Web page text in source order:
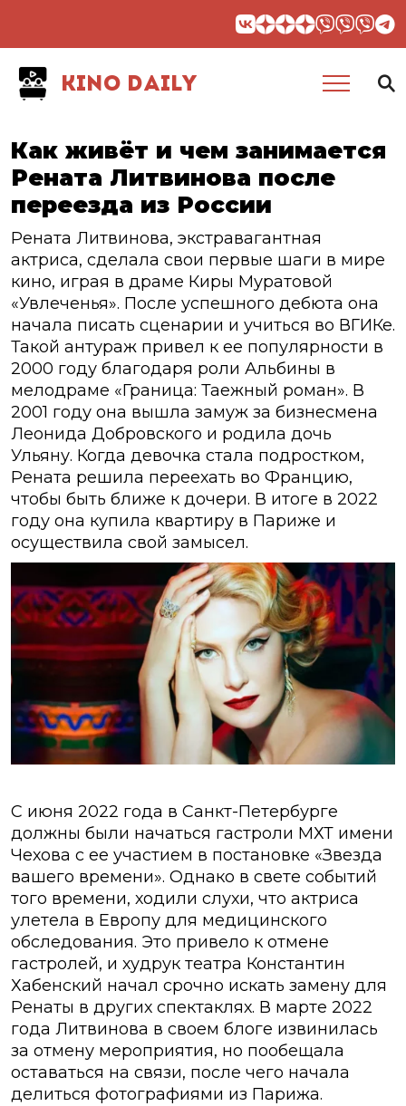
KINO DAILY
Как живёт и чем занимается
Рената Литвинова после
переезда из России
Рената Литвинова, экстравагантная
актриса, сделала свои первые шаги в мире
кино, играя в драме Киры Муратовой
«Увлеченья». После успешного дебюта она
начала писать сценарии и учиться во ВГИКе.
Такой антураж привел к ее популярности в
2000 году благодаря роли Альбины в
мелодраме «Граница: Таежный роман». В
2001 году она вышла замуж за бизнесмена
Леонида Добровского и родила дочь
Ульяну. Когда девочка стала подростком,
Рената решила переехать во Францию,
чтобы быть ближе к дочери. В итоге в 2022
году она купила квартиру в Париже и
осуществила свой замысел.
С июня 2022 года в Санкт-Петербурге
должны были начаться гастроли МХТ имени
Чехова с ее участием в постановке «Звезда
вашего времени». Однако в свете событий
того времени, ходили слухи, что актриса
улетела в Европу для медицинского
обследования. Это привело к отмене
гастролей, и худрук театра Константин
Хабенский начал срочно искать замену для
Ренаты в других спектаклях. В марте 2022
года Литвинова в своем блоге извинилась
за отмену мероприятия, но пообещала
оставаться на связи, после чего начала
делиться фотографиями из Парижа.